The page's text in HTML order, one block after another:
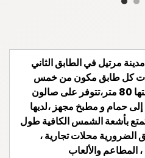
مرتيل في الطابق الثاني
كل طابق مكون من خمس
شقق مجهزة بالمصعد ، مساحتها 80 متر،تتوفر على صالون
حمام و مطبخ مجهز ،لديها
بأشعة الشمس الكافية طول
الضرورية محلات تجارية ،
المطاعم والألعاب